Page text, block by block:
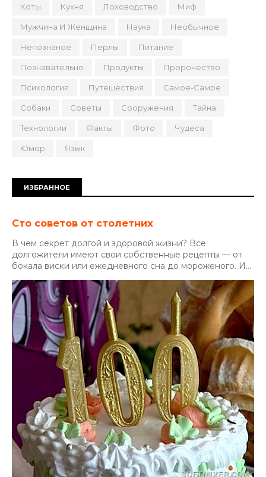
Коты Кухня Лоховодство Миф
Мужчина И Женщина Наука Необычное
Непознаное Перлы Питание
Познавательно Продукты Пророчество
Психология Путешествия Самое-Самое
Собаки Советы Сооружения Тайна
Технологии Факты Фото Чудеса
Юмор Язык
ИЗБРАННОЕ
Сто советов от столетних
В чем секрет долгой и здоровой жизни? Все
долгожители имеют свои собственные рецепты — от
бокала виски или ежедневного сна до мороженого. И...